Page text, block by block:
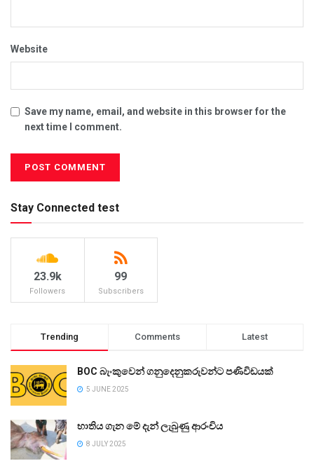
Website
Save my name, email, and website in this browser for the
next time I comment.
Stay Connected test
23.9k
Followers
99
Subscribers
Trending Comments Latest
BOC බැංකුවෙන් ගනුදෙනුකරුවන්ට පණිවිඩයක්
5 JUNE 2025
භාතිය ගැන මේ දැන් ලැබුණු ආරංචිය
8 JULY 2025